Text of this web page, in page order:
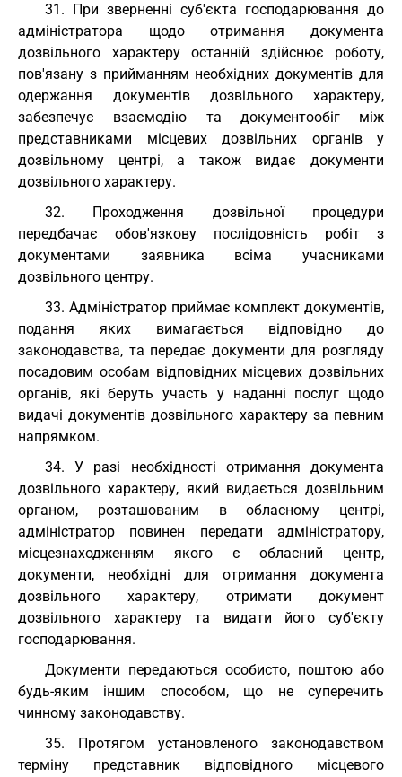
31. При зверненні суб'єкта господарювання до
адміністратора щодо отримання документа
дозвільного характеру останній здійснює роботу,
пов'язану з прийманням необхідних документів для
одержання документів дозвільного характеру,
забезпечує взаємодію та документообіг між
представниками місцевих дозвільних органів у
дозвільному центрі, а також видає документи
дозвільного характеру.
32. Проходження дозвільної процедури
передбачає обов'язкову послідовність робіт з
документами заявника всіма учасниками
дозвільного центру.
33. Адміністратор приймає комплект документів,
подання яких вимагається відповідно до
законодавства, та передає документи для розгляду
посадовим особам відповідних місцевих дозвільних
органів, які беруть участь у наданні послуг щодо
видачі документів дозвільного характеру за певним
напрямком.
34. У разі необхідності отримання документа
дозвільного характеру, який видається дозвільним
органом, розташованим в обласному центрі,
адміністратор повинен передати адміністратору,
місцезнаходженням якого є обласний центр,
документи, необхідні для отримання документа
дозвільного характеру, отримати документ
дозвільного характеру та видати його суб'єкту
господарювання.
Документи передаються особисто, поштою або
будь-яким іншим способом, що не суперечить
чинному законодавству.
35. Протягом установленого законодавством
терміну представник відповідного місцевого